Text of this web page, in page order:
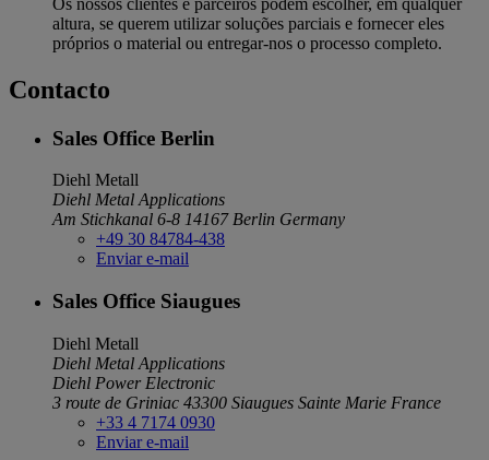
altura, se querem utilizar soluções parciais e fornecer eles
próprios o material ou entregar-nos o processo completo.
Contacto
Sales Office Berlin
Diehl Metall
Diehl Metal Applications
Am Stichkanal 6-8 14167 Berlin Germany
+49 30 84784-438
Enviar e-mail
Sales Office Siaugues
Diehl Metall
Diehl Metal Applications
Diehl Power Electronic
3 route de Griniac 43300 Siaugues Sainte Marie France
+33 4 7174 0930
Enviar e-mail